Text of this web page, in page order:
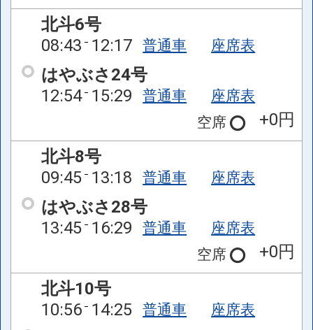
北斗6号
08:43 12:17 普通車 座席表
はやぶさ24号
12:54 15:29 普通車
座席表
空席
+0円
北斗8号
09:45 13:18 普通車 座席表
はやぶさ28号
13:45 16:29 普通車
座席表
空席
+0円
北斗10号
10:56 14:25 普通車 座席表